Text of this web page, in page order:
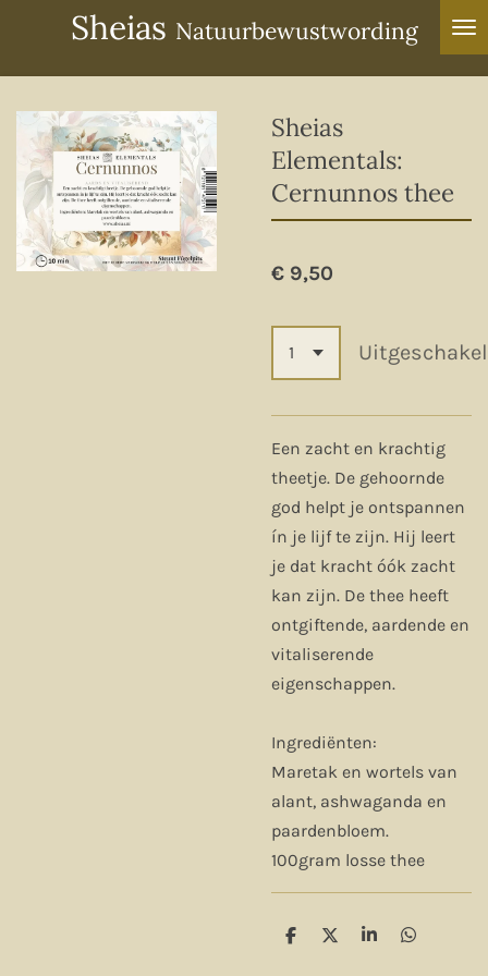
de
hoofdinhoud
Sheias Natuurbewustwording
Sheias
Elementals:
Cernunnos thee
€ 9,50
Een zacht en krachtig
theetje. De gehoornde
god helpt je ontspannen
ín je lijf te zijn. Hij leert
je dat kracht óók zacht
kan zijn. De thee heeft
ontgiftende, aardende en
vitaliserende
eigenschappen.
Ingrediënten:
Maretak en wortels van
alant, ashwaganda en
paardenbloem.
100gram losse thee
D
D
S
D